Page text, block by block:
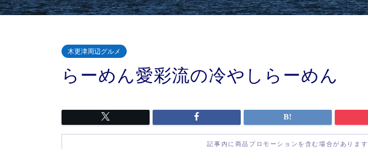
木更津周辺グルメ
らーめん愛彩流の冷やしらーめん
記事内に商品プロモーションを含む場合があります